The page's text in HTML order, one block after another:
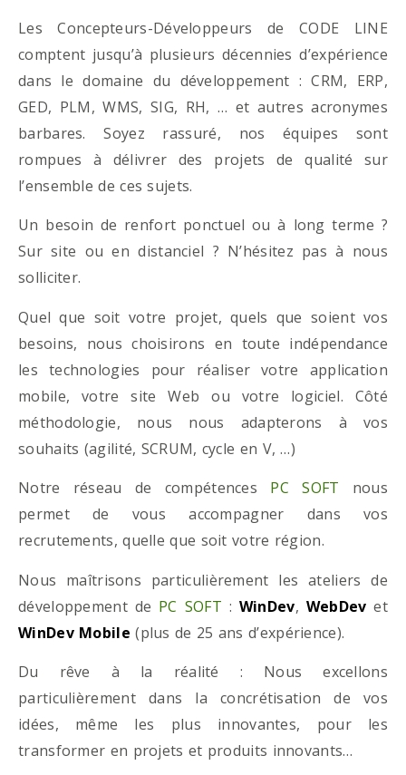
Les Concepteurs-Développeurs de CODE LINE
comptent jusqu’à plusieurs décennies d’expérience
dans le domaine du développement : CRM, ERP,
GED, PLM, WMS, SIG, RH, … et autres acronymes
barbares. Soyez rassuré, nos équipes sont
rompues à délivrer des projets de qualité sur
l’ensemble de ces sujets.
Un besoin de renfort ponctuel ou à long terme ?
Sur site ou en distanciel ? N’hésitez pas à nous
solliciter.
Quel que soit votre projet, quels que soient vos
besoins, nous choisirons en toute indépendance
les technologies pour réaliser votre application
mobile, votre site Web ou votre logiciel. Côté
méthodologie, nous nous adapterons à vos
souhaits (agilité, SCRUM, cycle en V, …)
Notre réseau de compétences PC SOFT nous
permet de vous accompagner dans vos
recrutements, quelle que soit votre région.
Nous maîtrisons particulièrement les ateliers de
développement de PC SOFT : WinDev, WebDev et
WinDev Mobile (plus de 25 ans d’expérience).
Du rêve à la réalité : Nous excellons
particulièrement dans la concrétisation de vos
idées, même les plus innovantes, pour les
transformer en projets et produits innovants…